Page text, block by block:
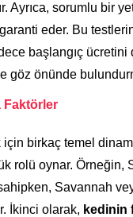
Ayrıca, sorumlu bir
eder. Bu
başlangıç
göz önünde
Faktörler
birkaç temel
rolü oynar. Örneğin,
Savannah
İkinci olarak, kedinin